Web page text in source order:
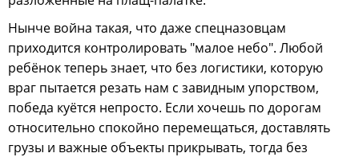
Нынче война такая, что даже спецназовцам
приходится контролировать "малое небо". Любой
ребёнок теперь знает, что без логистики, которую
враг пытается резать нам с завидным упорством,
победа куётся непросто. Если хочешь по дорогам
относительно спокойно перемещаться, доставлять
грузы и важные объекты прикрывать, тогда без